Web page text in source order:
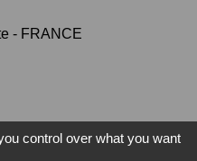
- FRANCE
control over what you want